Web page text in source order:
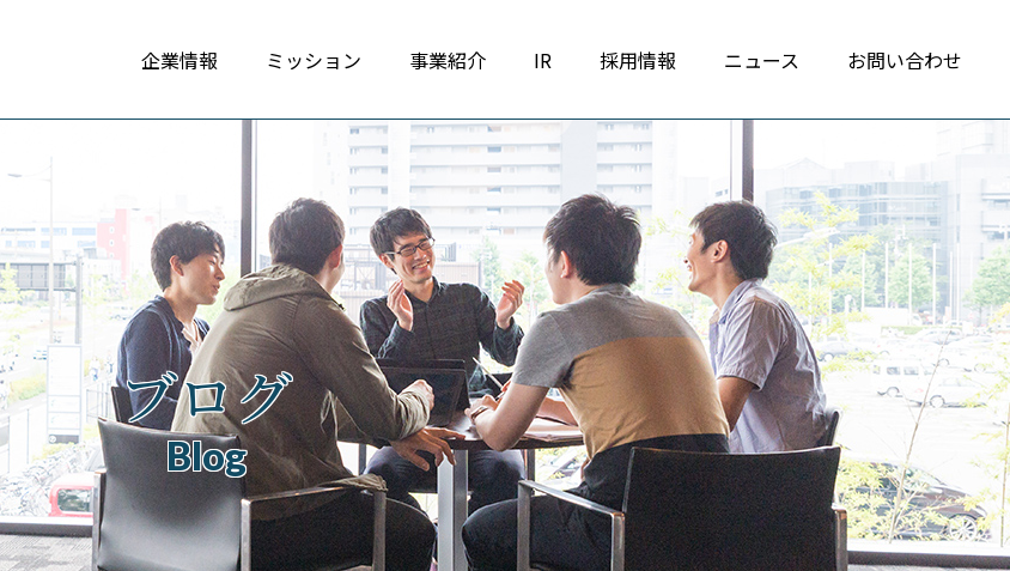
企業情報 ミッション 事業紹介 IR 採用情報 ニュース お問い合わせ
ブログ
Blog